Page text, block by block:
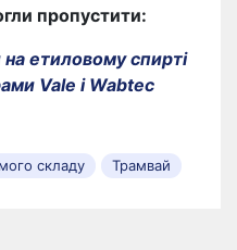
пропустити:
етиловому спирті
Vale і Wabtec
складу
Трамвай